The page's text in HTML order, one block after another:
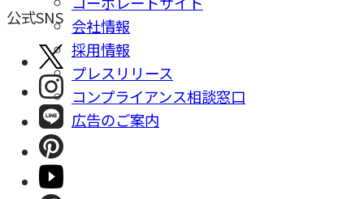
会社情報
採⽤情報
プレスリリース
コンプライアンス相談窓⼝
広告のご案内
公式SNS